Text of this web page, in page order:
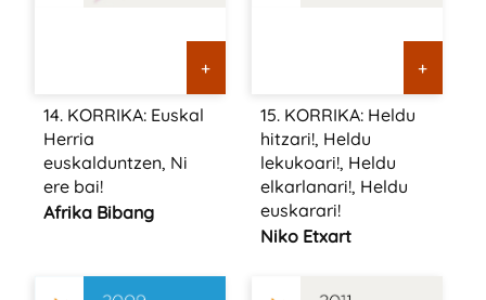
+
14. KORRIKA: Euskal
Herria
euskalduntzen, Ni
ere bai!
Afrika Bibang
+
15. KORRIKA: Heldu
hitzari!, Heldu
lekukoari!, Heldu
elkarlanari!, Heldu
euskarari!
Niko Etxart